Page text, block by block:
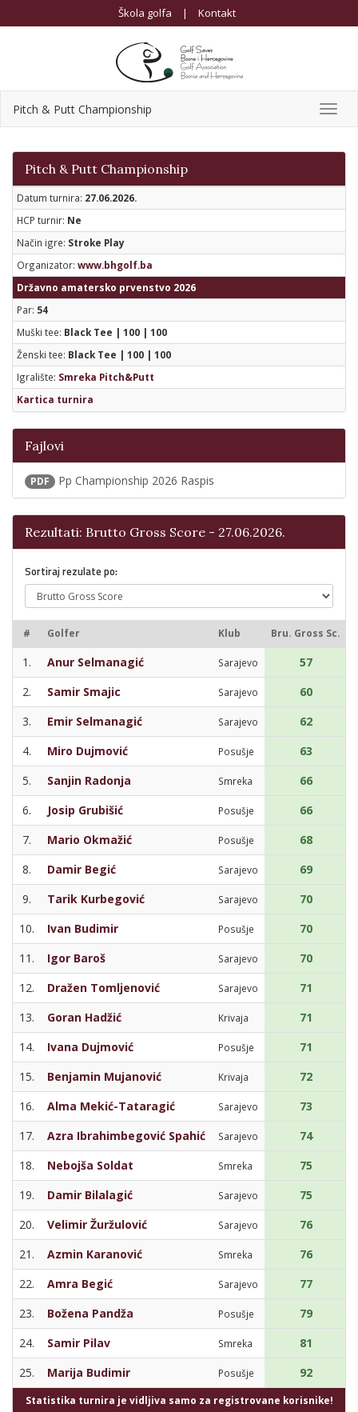
Škola golfa | Kontakt
Pitch & Putt Championship
Pitch & Putt Championship
Datum turnira: 27.06.2026.
HCP turnir: Ne
Način igre: Stroke Play
Organizator: www.bhgolf.ba
Državno amatersko prvenstvo 2026
Par: 54
Muški tee: Black Tee | 100 | 100
Ženski tee: Black Tee | 100 | 100
Igralište: Smreka Pitch&Putt
Kartica turnira
Fajlovi
PDF Pp Championship 2026 Raspis
Rezultati: Brutto Gross Score - 27.06.2026.
Sortiraj rezulate po:
# Golfer Klub Bru. Gross Sc.
1. Anur Selmanagić Sarajevo
57
2.
Samir Smajic Sarajevo
60
3.
Emir Selmanagić Sarajevo
62
4.
Miro Dujmović Posušje
63
5.
Sanjin Radonja Smreka
66
6.
Josip Grubišić Posušje
66
7.
Mario Okmažić Posušje
68
8.
Damir Begić Sarajevo
69
9.
Tarik Kurbegović Sarajevo
70
10.
Ivan Budimir Posušje
70
11.
Igor Baroš Sarajevo
70
12.
Dražen Tomljenović Sarajevo
71
13.
Goran Hadžić Krivaja
71
14.
Ivana Dujmović Posušje
71
15.
Benjamin Mujanović Krivaja
72
16.
Alma Mekić-Tataragić Sarajevo
73
17.
Azra Ibrahimbegović Spahić Sarajevo
74
18.
Nebojša Soldat Smreka
75
19.
Damir Bilalagić Sarajevo
75
20.
Velimir Žuržulović Sarajevo
76
21.
Azmin Karanović Smreka
76
22.
Amra Begić Sarajevo
77
23.
Božena Pandža Posušje
79
24.
Samir Pilav Smreka
81
25.
Marija Budimir Posušje 92
Statistika turnira je vidljiva samo za registrovane korisnike!